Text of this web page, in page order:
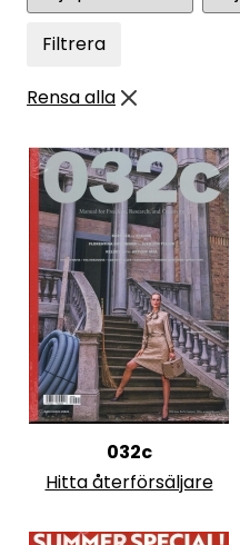
Filtrera
Rensa alla
032c
Hitta återförsäljare